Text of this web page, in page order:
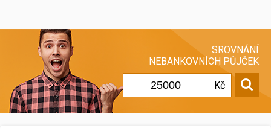
SROVNÁNÍ
NEBANKOVNÍCH PŮJČEK
Kč